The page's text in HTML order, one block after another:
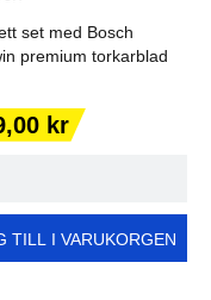
set med Bosch
premium torkarblad
kr
TILL I VARUKORGEN